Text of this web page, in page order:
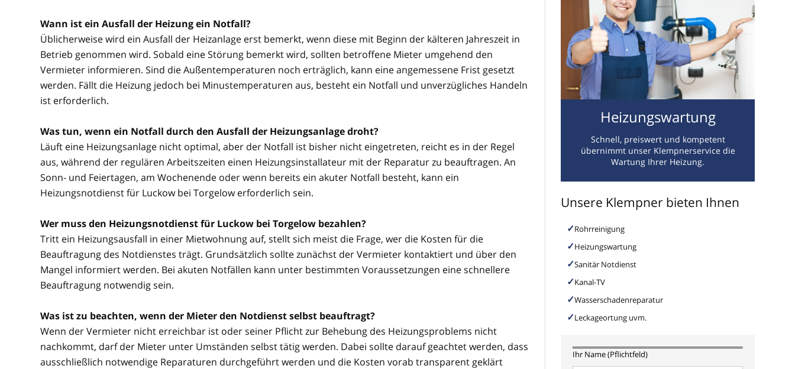
Wann ist ein Ausfall der Heizung ein Notfall?
Üblicherweise wird ein Ausfall der Heizanlage erst bemerkt, wenn diese mit Beginn der kälteren Jahreszeit in
Betrieb genommen wird. Sobald eine Störung bemerkt wird, sollten betroffene Mieter umgehend den
Vermieter informieren. Sind die Außentemperaturen noch erträglich, kann eine angemessene Frist gesetzt
werden. Fällt die Heizung jedoch bei Minustemperaturen aus, besteht ein Notfall und unverzügliches Handeln
ist erforderlich.
Was tun, wenn ein Notfall durch den Ausfall der Heizungsanlage droht?
Läuft eine Heizungsanlage nicht optimal, aber der Notfall ist bisher nicht eingetreten, reicht es in der Regel
aus, während der regulären Arbeitszeiten einen Heizungsinstallateur mit der Reparatur zu beauftragen. An
Sonn- und Feiertagen, am Wochenende oder wenn bereits ein akuter Notfall besteht, kann ein
Heizungsnotdienst für Luckow bei Torgelow erforderlich sein.
Wer muss den Heizungsnotdienst für Luckow bei Torgelow bezahlen?
Tritt ein Heizungsausfall in einer Mietwohnung auf, stellt sich meist die Frage, wer die Kosten für die
Beauftragung des Notdienstes trägt. Grundsätzlich sollte zunächst der Vermieter kontaktiert und über den
Mangel informiert werden. Bei akuten Notfällen kann unter bestimmten Voraussetzungen eine schnellere
Beauftragung notwendig sein.
Was ist zu beachten, wenn der Mieter den Notdienst selbst beauftragt?
Wenn der Vermieter nicht erreichbar ist oder seiner Pflicht zur Behebung des Heizungsproblems nicht
nachkommt, darf der Mieter unter Umständen selbst tätig werden. Dabei sollte darauf geachtet werden, dass
ausschließlich notwendige Reparaturen durchgeführt werden und die Kosten vorab transparent geklärt
Heizungswartung
Schnell, preiswert und kompetent
übernimmt unser Klempnerservice die
Wartung Ihrer Heizung.
Unsere Klempner bieten Ihnen
Rohrreinigung
Heizungswartung
Sanitär Notdienst
Kanal-TV
Wasserschadenreparatur
Leckageortung uvm.
Ihr Name (Pflichtfeld)